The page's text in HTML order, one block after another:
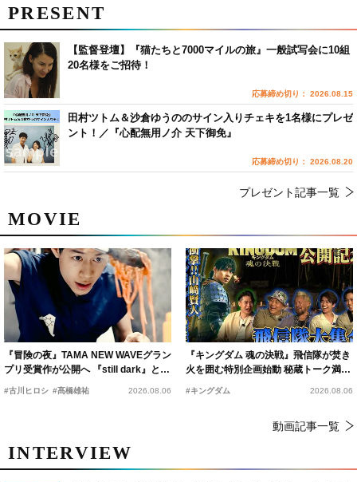
MOVIE
『冒険の夜』TAMA NEW WAVEグラン
プリ受賞作が公開へ 『still dark』と同
時上映決定
#古川ヒロシ #髙橋雄祐 2026.08.06
『キングダム 魂の決戦』飛信隊が焚き
火を囲む特別企画始動 秘蔵トーク満載
の“キングダムキャンプ”開催
#キングダム 2026.08.06
動画記事一覧
INTERVIEW
PRESENT
【監督登壇】『猫たちと7000マイルの旅』一般試写会に10組
20名様をご招待！
応募締め切り： 2026.08.15
田村ツトム＆沙倉ゆうののサイン入りチェキを1名様にプレゼ
ント！／『心配無用ノ介 天下御免』
応募締め切り： 2026.08.20
プレゼント記事一覧